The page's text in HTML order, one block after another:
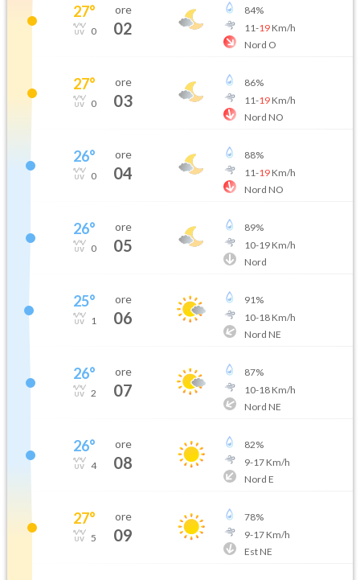
27°
0
ore
02
84%
11-19Km/h
Nord O
27°
0
ore
03
86%
11-19Km/h
Nord NO
26°
0
ore
04
88%
11-19Km/h
Nord NO
26°
0
ore
05
89%
10-19Km/h
Nord
25°
1
ore
06
91%
10-18Km/h
Nord NE
26°
2
ore
07
87%
10-18Km/h
Nord NE
26°
4
ore
08
82%
9-17Km/h
Nord E
27°
5
ore
09
78%
9-17Km/h
Est NE